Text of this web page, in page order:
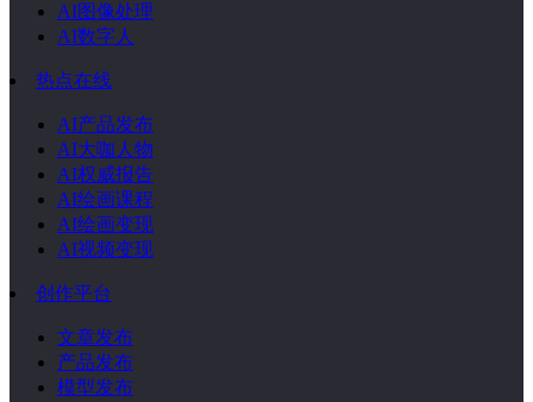
AI图像处理
AI数字人
热点在线
AI产品发布
AI大咖人物
AI权威报告
AI绘画课程
AI绘画变现
AI视频变现
创作平台
文章发布
产品发布
模型发布